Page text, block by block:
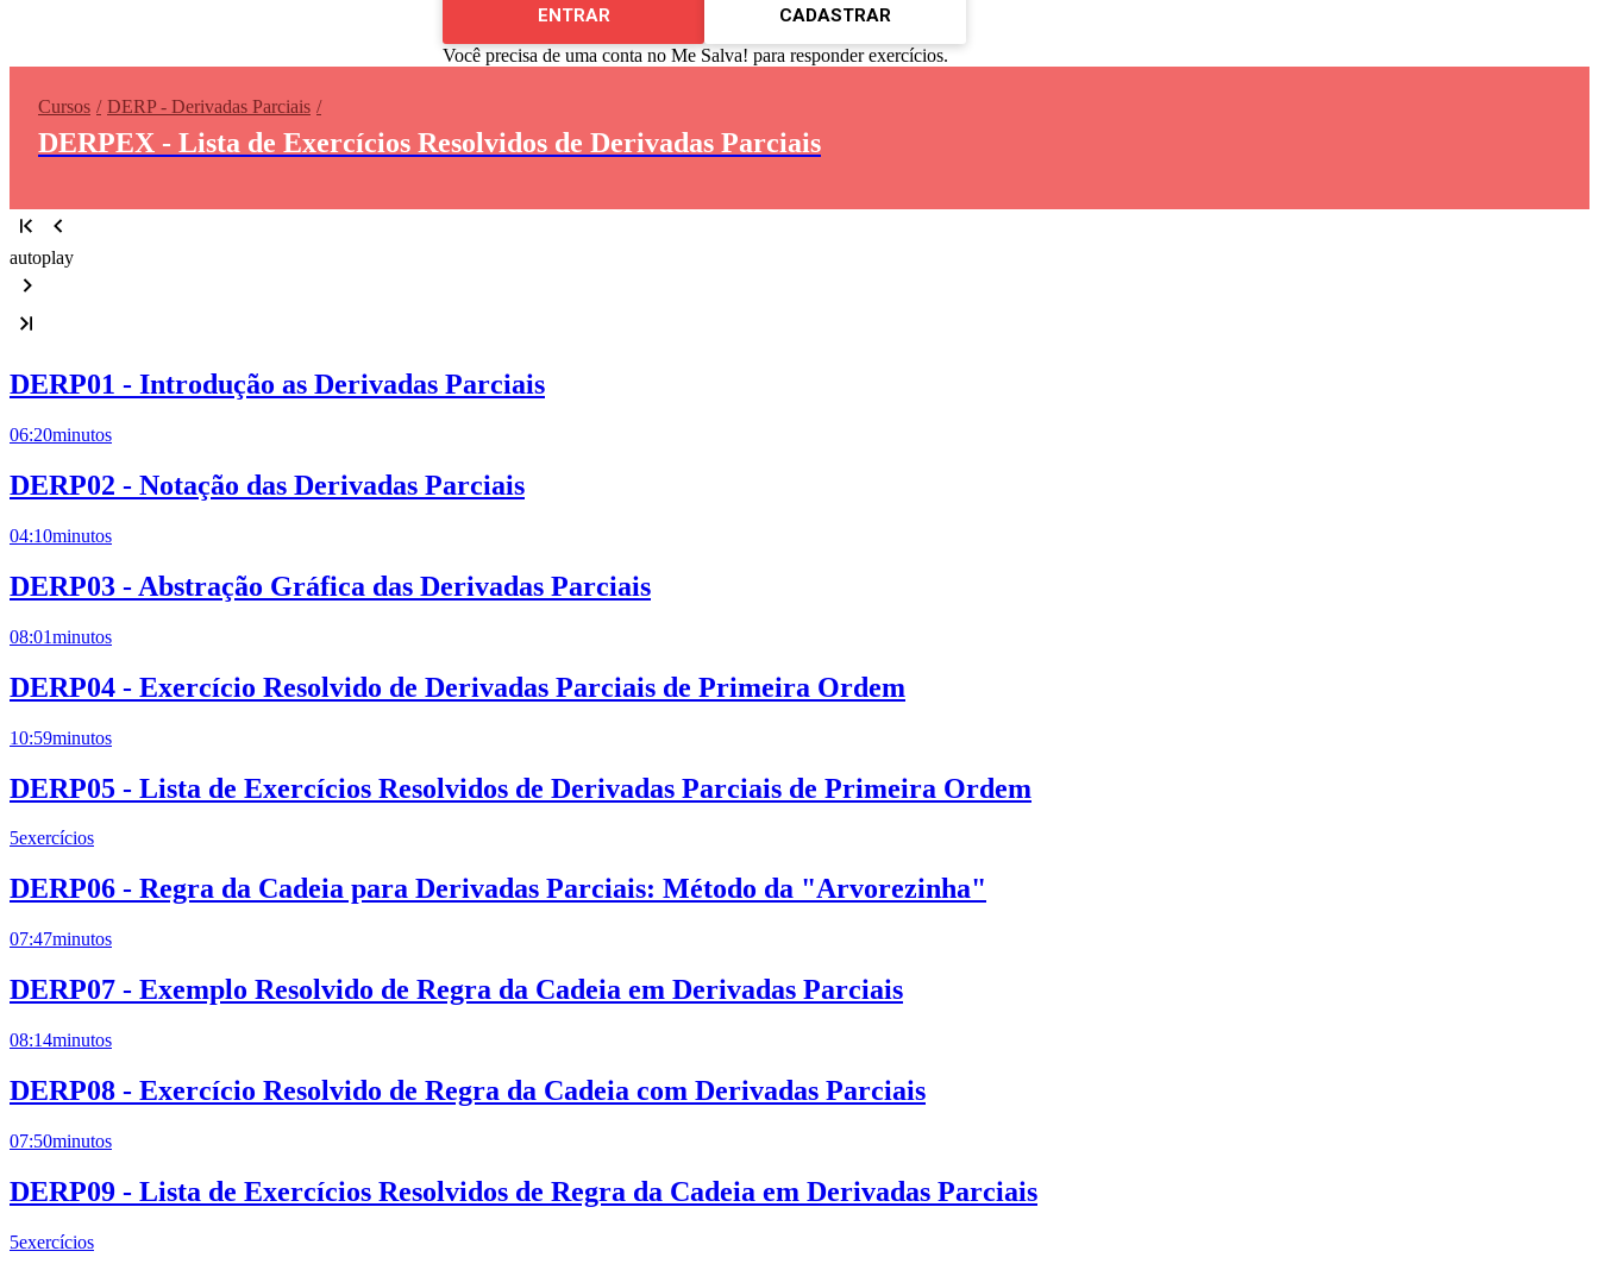
ENTRAR CADASTRAR
Você precisa de uma conta no Me Salva! para responder exercícios.
Cursos DERP - Derivadas Parciais
DERPEX - Lista de Exercícios Resolvidos de Derivadas Parciais
autoplay
DERP01 - Introdução as Derivadas Parciais
06:20minutos
DERP02 - Notação das Derivadas Parciais
04:10minutos
DERP03 - Abstração Gráfica das Derivadas Parciais
08:01minutos
DERP04 - Exercício Resolvido de Derivadas Parciais de Primeira Ordem
10:59minutos
DERP05 - Lista de Exercícios Resolvidos de Derivadas Parciais de Primeira Ordem
5exercícios
DERP06 - Regra da Cadeia para Derivadas Parciais: Método da "Arvorezinha"
07:47minutos
DERP07 - Exemplo Resolvido de Regra da Cadeia em Derivadas Parciais
08:14minutos
DERP08 - Exercício Resolvido de Regra da Cadeia com Derivadas Parciais
07:50minutos
DERP09 - Lista de Exercícios Resolvidos de Regra da Cadeia em Derivadas Parciais
5exercícios